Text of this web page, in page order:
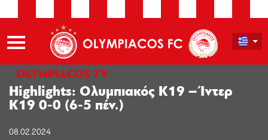
OLYMPIACOS TV
Highlights: Ολυμπιακός Κ19 – Ίντερ
Κ19 0-0 (6-5 πέν.)
08.02.2024